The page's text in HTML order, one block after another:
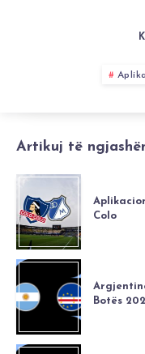
Artikuj të
Colo
Botës